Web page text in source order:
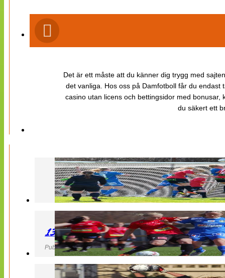
Det är ett måste att du känner dig trygg med
det vanliga. Hos oss på Damfotboll får du
casino utan licens och bettingsidor med
du säkert ett
130427 LB 07 – QBIK
Publicerad 27 April 2013, 22:40